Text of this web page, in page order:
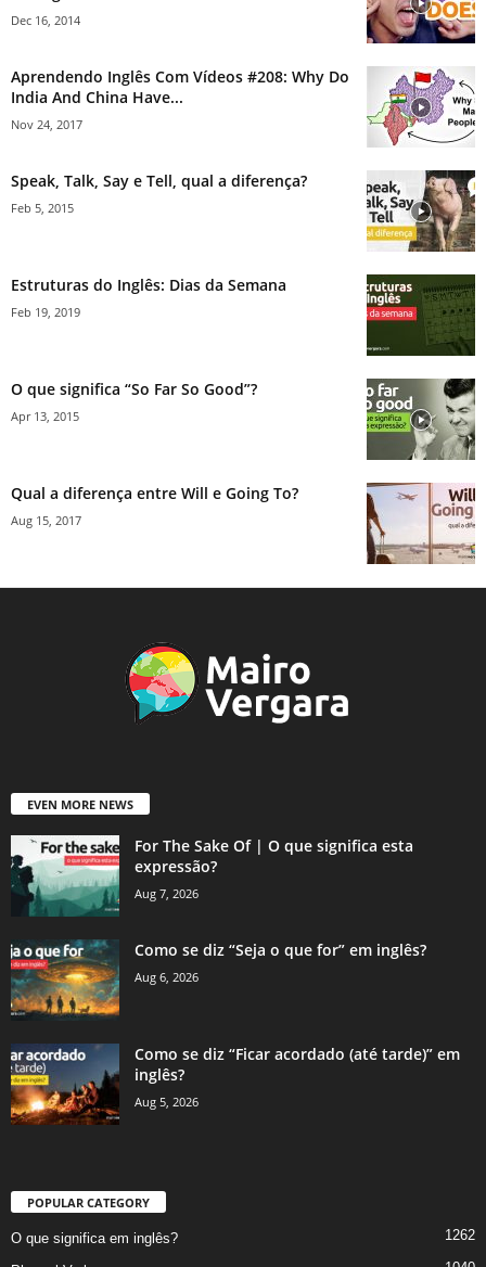
Dec 16, 2014
Aprendendo Inglês Com Vídeos #208: Why Do
India And China Have...
Nov 24, 2017
Speak, Talk, Say e Tell, qual a diferença?
Feb 5, 2015
Estruturas do Inglês: Dias da Semana
Feb 19, 2019
O que significa “So Far So Good”?
Apr 13, 2015
Qual a diferença entre Will e Going To?
Aug 15, 2017
EVEN MORE NEWS
For The Sake Of | O que significa esta
expressão?
Aug 7, 2026
Como se diz “Seja o que for” em inglês?
Aug 6, 2026
Como se diz “Ficar acordado (até tarde)” em
inglês?
Aug 5, 2026
POPULAR CATEGORY
O que significa em inglês? 1262